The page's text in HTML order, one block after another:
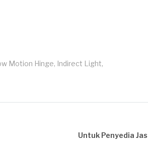
Motion Hinge, Indirect Light,
Untuk Penyedia